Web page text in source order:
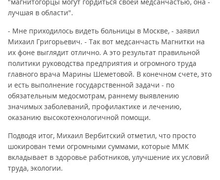
лучшая в области".
- Мне приходилось видеть больницы в Москве, - заявил
Михаил Григорьевич. - Так вот медсанчасть Магнитки на
их фоне выглядит отлично. А это результат правильной
политики руководства предприятия и огромного труда
главного врача Марины Шеметовой. В конечном счете, это
и есть выполнение государственной задачи - по
обязательным медосмотрам, раннему выявлению
значимых заболеваний, профилактике и лечению,
оказанию высокотехнологичной помощи.
Подводя итог, Михаил Вербитский отметил, что просто
шокирован теми огромными суммами, которые ММК
вкладывает в здоровье работников, улучшение их условий
труда, экологии.